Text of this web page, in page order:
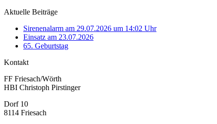
Aktuelle Beiträge
Sirenenalarm am 29.07.2026 um 14:02 Uhr
Einsatz am 23.07.2026
65. Geburtstag
Kontakt
FF Friesach/Wörth
HBI Christoph Pirstinger
Dorf 10
8114 Friesach